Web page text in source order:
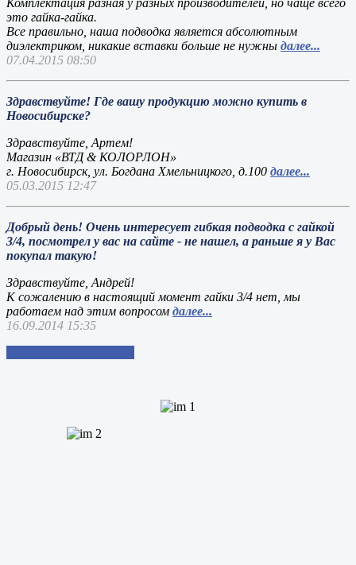
Комплектация разная у разных производителей, но чаще всего
это гайка-гайка.
Все правильно, наша подводка является абсолютным
диэлектриком, никакие вставки больше не нужны далее...
07.04.2015 08:50
Здравствуйте! Где вашу продукцию можно купить в
Новосибирске?
Здравствуйте, Артем!
Магазин «ВТД & КОЛОРЛОН»
г. Новосибирск, ул. Богдана Хмельницкого, д.100 далее...
05.03.2015 12:47
Добрый день! Очень интересует гибкая подводка с гайкой
3/4, посмотрел у вас на сайте - не нашел, а раньше я у Вас
покупал такую!
Здравствуйте, Андрей!
К сожалению в настоящий момент гайки 3/4 нет, мы
работаем над этим вопросом далее...
16.09.2014 15:35